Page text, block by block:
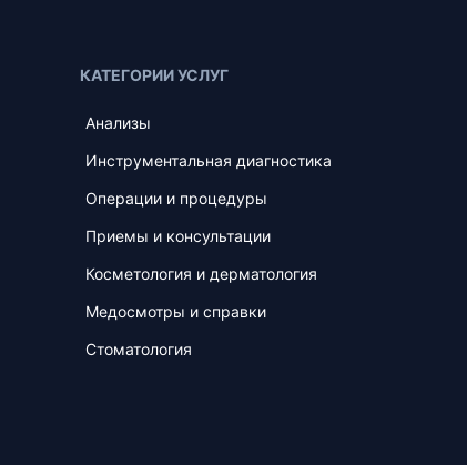
КАТЕГОРИИ УСЛУГ
Анализы
Инструментальная диагностика
Операции и процедуры
Приемы и консультации
Косметология и дерматология
Медосмотры и справки
Стоматология